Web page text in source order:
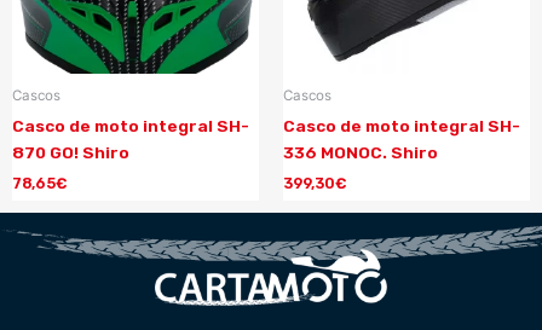
Cascos
Casco de moto integral SH-
870 GO! Shiro
78,65€
Cascos
Casco de moto integral SH-
336 MONOC. Shiro
399,30€